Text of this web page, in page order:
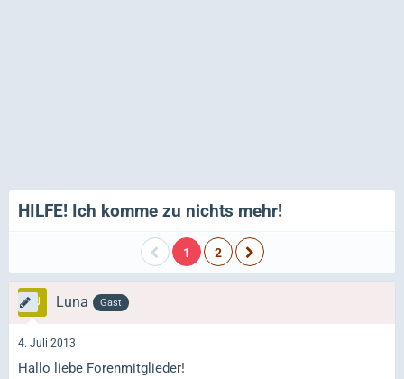
HILFE! Ich komme zu nichts mehr!
1 2
Luna Gast
4. Juli 2013
Hallo liebe Forenmitglieder!